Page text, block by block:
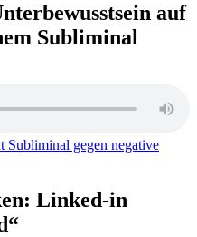
auf
Subliminal
Subliminal gegen negative
Linked-in